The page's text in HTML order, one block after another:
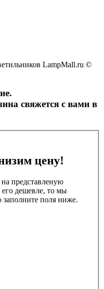
LampMall.ru ©
свяжется с вами в
цену!
представленую
дешевле, то мы
заполните поля ниже.